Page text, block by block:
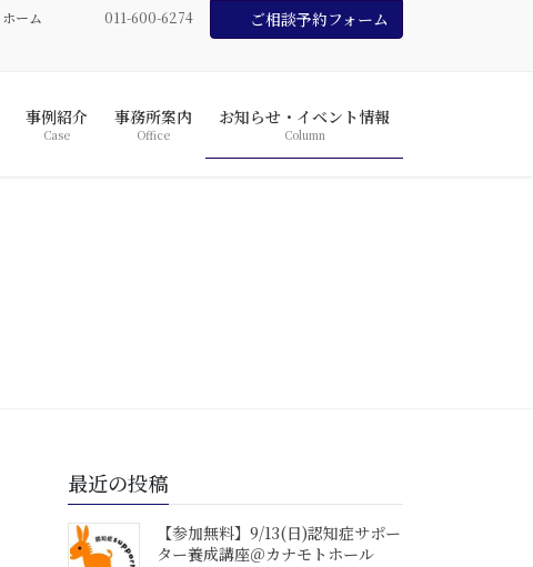
ホーム 011-600-6274 ご相談予約フォーム
事例紹介
Case
事務所案内
Office
お知らせ・イベント情報
Column
最近の投稿
【参加無料】9/13(日)認知症サポー
ター養成講座＠カナモトホール